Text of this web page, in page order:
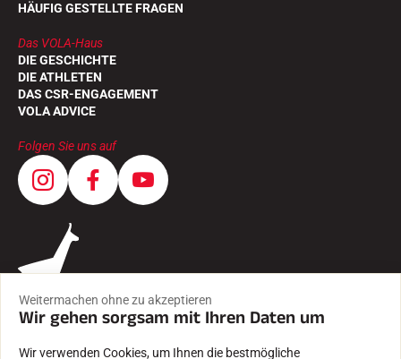
HÄUFIG GESTELLTE FRAGEN
Das VOLA-Haus
DIE GESCHICHTE
DIE ATHLETEN
DAS CSR-ENGAGEMENT
VOLA ADVICE
Folgen Sie uns auf
Weitermachen ohne zu akzeptieren
Wir gehen sorgsam mit Ihren Daten um
Wir verwenden Cookies, um Ihnen die bestmögliche